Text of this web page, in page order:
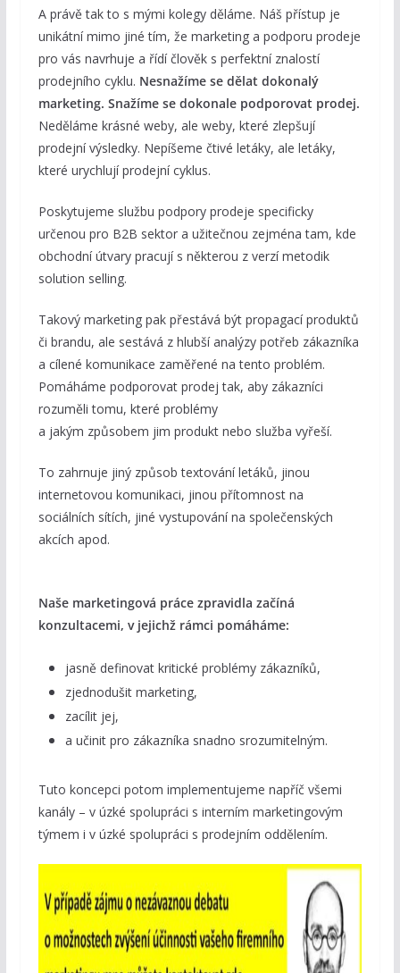
A právě tak to s mými kolegy děláme. Náš přístup je
unikátní mimo jiné tím, že marketing a podporu prodeje
pro vás navrhuje a řídí člověk s perfektní znalostí
prodejního cyklu. Nesnažíme se dělat dokonalý
marketing. Snažíme se dokonale podporovat prodej.
Neděláme krásné weby, ale weby, které zlepšují
prodejní výsledky. Nepíšeme čtivé letáky, ale letáky,
které urychlují prodejní cyklus.
Poskytujeme službu podpory prodeje specificky
určenou pro B2B sektor a užitečnou zejména tam, kde
obchodní útvary pracují s některou z verzí metodik
solution selling.
Takový marketing pak přestává být propagací produktů
či brandu, ale sestává z hlubší analýzy potřeb zákazníka
a cílené komunikace zaměřené na tento problém.
Pomáháme podporovat prodej tak, aby zákazníci
rozuměli tomu, které problémy
a jakým způsobem jim produkt nebo služba vyřeší.
To zahrnuje jiný způsob textování letáků, jinou
internetovou komunikaci, jinou přítomnost na
sociálních sítích, jiné vystupování na společenských
akcích apod.
Naše marketingová práce zpravidla začíná
konzultacemi, v jejichž rámci pomáháme:
jasně definovat kritické problémy zákazníků,
zjednodušit marketing,
zacílit jej,
a učinit pro zákazníka snadno srozumitelným.
Tuto koncepci potom implementujeme napříč všemi
kanály – v úzké spolupráci s interním marketingovým
týmem i v úzké spolupráci s prodejním oddělením.